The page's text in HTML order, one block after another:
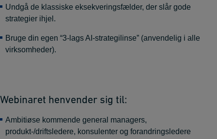
Undgå de klassiske eksekveringsfælder, der slår gode
strategier ihjel.
Bruge din egen “3-lags AI-strategilinse” (anvendelig i alle
virksomheder).
Webinaret henvender sig til:
Ambitiøse kommende general managers,
produkt-/driftsledere, konsulenter og forandringsledere